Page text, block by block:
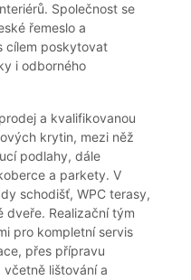
Společnost se
řemeslo a
cílem poskytovat
i odborného
a kvalifikovanou
krytin, mezi něž
podlahy, dále
a parkety. V
schodišť, WPC terasy,
dveře. Realizační tým
pro kompletní servis
přes přípravu
lištování a